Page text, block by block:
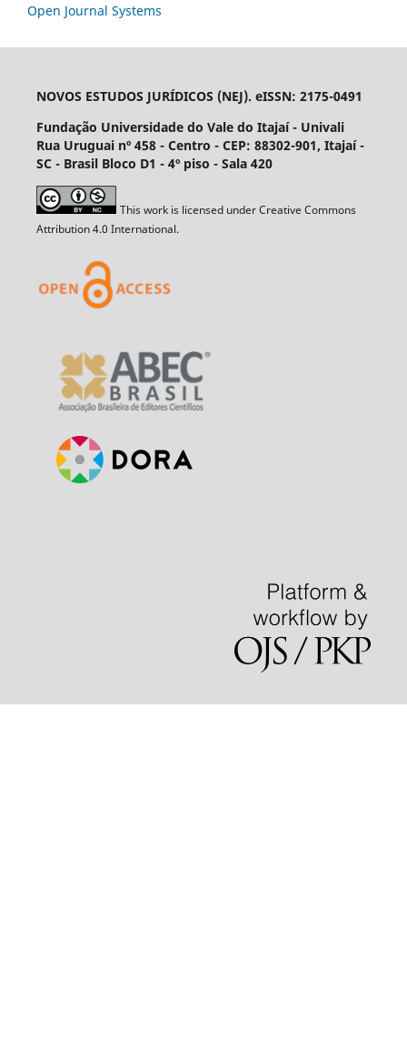
Open Journal Systems
NOVOS ESTUDOS JURÍDICOS (NEJ). eISSN: 2175-0491
Fundação Universidade do Vale do Itajaí - Univali
Rua Uruguai nº 458 - Centro - CEP: 88302-901, Itajaí­ -
SC - Brasil Bloco D1 - 4º piso - Sala 420
This work is licensed under Creative Commons
Attribution 4.0 International.